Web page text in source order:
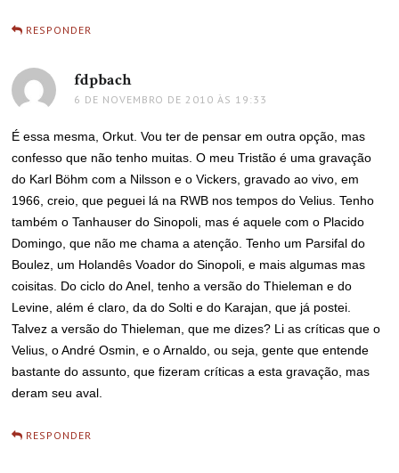
RESPONDER
fdpbachdisse:
6 DE NOVEMBRO DE 2010 ÀS 19:33
É essa mesma, Orkut. Vou ter de pensar em outra opção, mas
confesso que não tenho muitas. O meu Tristão é uma gravação
do Karl Böhm com a Nilsson e o Vickers, gravado ao vivo, em
1966, creio, que peguei lá na RWB nos tempos do Velius. Tenho
também o Tanhauser do Sinopoli, mas é aquele com o Placido
Domingo, que não me chama a atenção. Tenho um Parsifal do
Boulez, um Holandês Voador do Sinopoli, e mais algumas mas
coisitas. Do ciclo do Anel, tenho a versão do Thieleman e do
Levine, além é claro, da do Solti e do Karajan, que já postei.
Talvez a versão do Thieleman, que me dizes? Li as críticas que o
Velius, o André Osmin, e o Arnaldo, ou seja, gente que entende
bastante do assunto, que fizeram críticas a esta gravação, mas
deram seu aval.
RESPONDER